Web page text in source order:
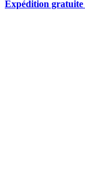
Expédition gratuite